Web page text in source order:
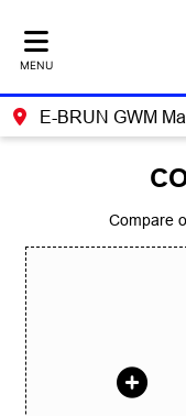
MENU
E-BRUN GWM
Compare